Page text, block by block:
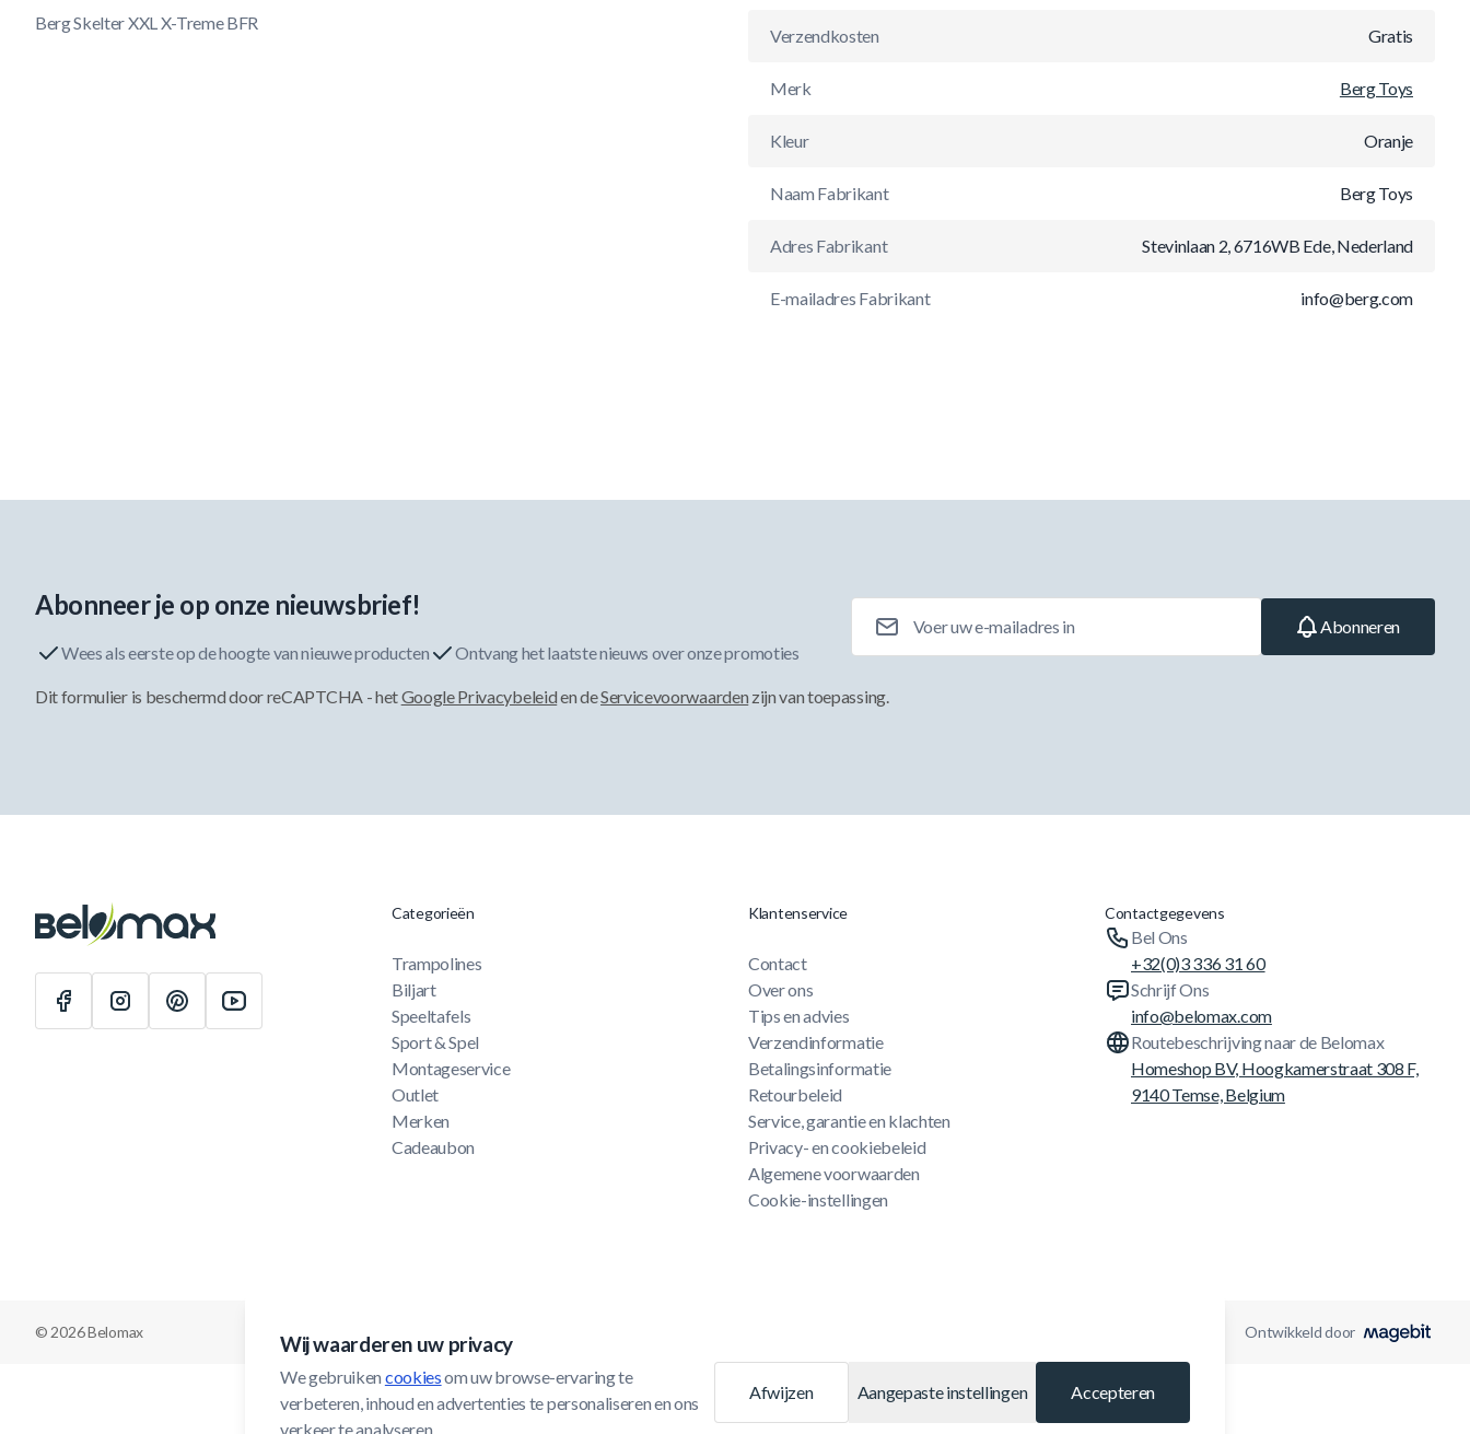
Berg Skelter XXL X-Treme BFR
Verzendkosten Gratis
Merk Berg Toys
Kleur Oranje
Naam Fabrikant Berg Toys
Adres Fabrikant Stevinlaan 2, 6716WB Ede, Nederland
E-mailadres Fabrikant info@berg.com
Wij waarderen uw privacy
We gebruiken cookies om uw browse-ervaring te
verbeteren, inhoud en advertenties te personaliseren en ons
verkeer te analyseren.
Afwijzen Aangepaste instellingen Accepteren
Abonneer je op onze nieuwsbrief!
Wees als eerste op de hoogte van nieuwe producten Ontvang het laatste nieuws over onze promoties
Abonneren
Dit formulier is beschermd door reCAPTCHA - hetGoogle Privacybeleiden deServicevoorwaarden zijn van toepassing.
Categorieën
Trampolines
Biljart
Speeltafels
Sport & Spel
Montageservice
Outlet
Merken
Cadeaubon
Klantenservice
Contact
Over ons
Tips en advies
Verzendinformatie
Betalingsinformatie
Retourbeleid
Service, garantie en klachten
Privacy- en cookiebeleid
Algemene voorwaarden
Cookie-instellingen
Contactgegevens
Bel Ons
+32(0)3 336 31 60
Schrijf Ons
info@belomax.com
Routebeschrijving naar de Belomax
Homeshop BV, Hoogkamerstraat 308 F,
9140 Temse, Belgium
© 2026 Belomax Ontwikkeld door